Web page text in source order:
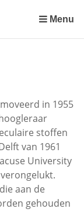
Menu
in 1955
stoffen
van 1961
University
aan de
gehouden